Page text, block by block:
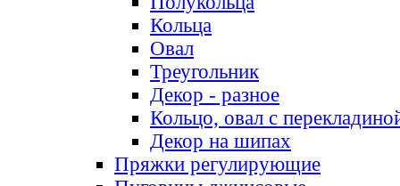
Кольца
Овал
Треугольник
Декор - разное
Кольцо, овал с
Декор на шипах
Пряжки регулирующие